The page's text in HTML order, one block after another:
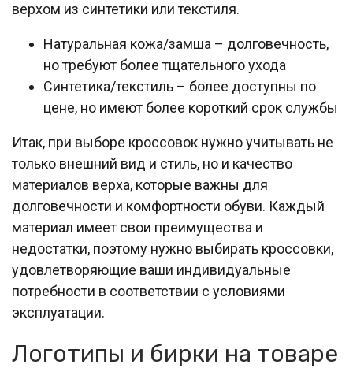
верхом из синтетики или текстиля.
Натуральная кожа/замша – долговечность,
но требуют более тщательного ухода
Синтетика/текстиль – более доступны по
цене, но имеют более короткий срок службы
Итак, при выборе кроссовок нужно учитывать не
только внешний вид и стиль, но и качество
материалов верха, которые важны для
долговечности и комфортности обуви. Каждый
материал имеет свои преимущества и
недостатки, поэтому нужно выбирать кроссовки,
удовлетворяющие ваши индивидуальные
потребности в соответствии с условиями
эксплуатации.
Логотипы и бирки на товаре